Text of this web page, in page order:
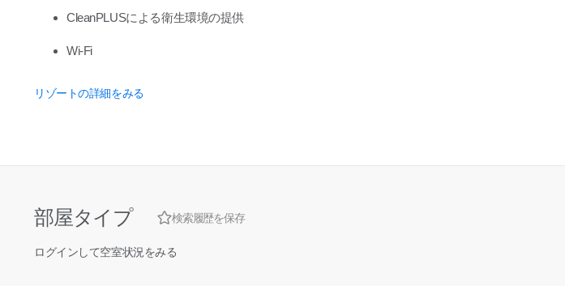
CleanPLUSによる衛生環境の提供
Wi-Fi
リゾートの詳細をみる
部屋タイプ 検索履歴を保存
ログインして空室状況をみる